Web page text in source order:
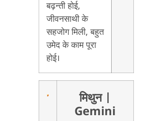
बढ़न्ती होई,
जीवनसाथी के
सहजोग मिली, बहुत
उमेद के काम पूरा
होई।
मिथुन
Gemini